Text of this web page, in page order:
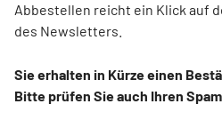
Abbestellen reicht ein Klick auf
des Newsletters.
Sie erhalten in Kürze einen
Bitte prüfen Sie auch Ihren